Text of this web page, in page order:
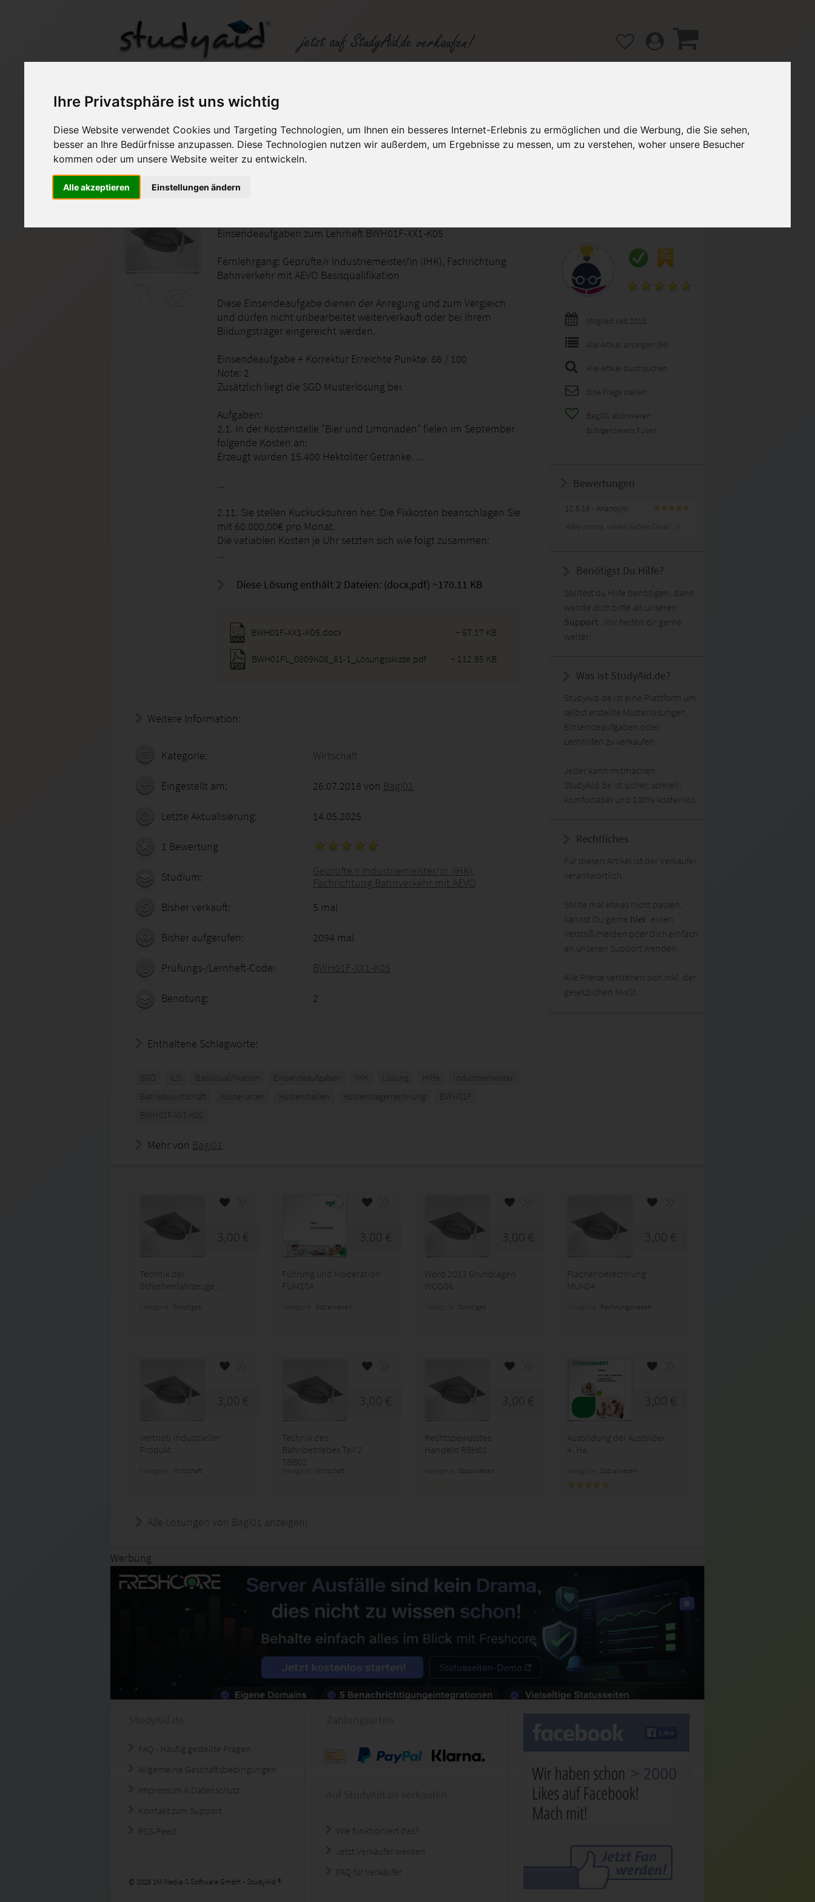
Ihre Privatsphäre ist uns wichtig
Diese Website verwendet Cookies und Targeting Technologien, um Ihnen ein besseres Internet-Erlebnis zu ermöglichen und die Werbung, die Sie sehen,
besser an Ihre Bedürfnisse anzupassen. Diese Technologien nutzen wir außerdem, um Ergebnisse zu messen, um zu verstehen, woher unsere Besucher
kommen oder um unsere Website weiter zu entwickeln.
Alle akzeptieren Einstellungen ändern
Auf StudyAid.de verkaufen Kategorien Studiengänge / Lehrgänge Hilfe / FAQ
Einsendeaufgaben zum Lehrheft BWH01F-XX1-K05
Fernlehrgang: Geprüfte/r Industriemeister/in (IHK), Fachrichtung
Bahnverkehr mit AEVO Basisqualifikation
Diese Einsendeaufgabe dienen der Anregung und zum Vergleich
und dürfen nicht unbearbeitet weiterverkauft oder bei Ihrem
Bildungsträger eingereicht werden.
Einsendeaufgabe + Korrektur Erreichte Punkte: 86 / 100
Note: 2
Zusätzlich liegt die SGD Musterlösung bei.
Aufgaben:
2.1. In der Kostenstelle "Bier und Limonaden" fielen im September
folgende Kosten an:
Erzeugt wurden 15.400 Hektoliter Getränke. ...
...
2.11. Sie stellen Kuckucksuhren her. Die Fixkosten beanschlagen Sie
mit 60.000,00€ pro Monat.
Die vatiablen Kosten je Uhr setzten sich wie folgt zusammen:
...
Diese Lösung enthält 2 Dateien: (docx,pdf) ~170.11 KB
BWH01F-XX1-K05.docx ~ 57.17 KB
BWH01FL_0809K08_61-1_Lösungsskizze.pdf ~ 112.95 KB
Weitere Information:
Kategorie: Wirtschaft
Eingestellt am: 26.07.2018 von Bagi01
Letzte Aktualisierung: 14.05.2025
1 Bewertung
Studium:
Geprüfte/r Industriemeister/in (IHK),
Fachrichtung Bahnverkehr mit AEVO
Bisher verkauft:
5 mal
Bisher aufgerufen: 2094 mal
Prüfungs-/Lernheft-Code: BWH01F-XX1-K05
Benotung: 2
Enthaltene Schlagworte:
SGD ILS Basisqualifikation Einsendeaufgaben IHK Lösung Hilfe
Industriemeister
Betriebswirtschaft
Kostenarten Kostenstellen Kostenträgerrechnung
BWH01F
BWH01F-XX1-K05
Mitglied seit 2018
Alle Artikel anzeigen (66)
Alle Artikel durchsuchen
Eine Frage stellen
Bagi01 abonnieren
Es folgen bereits 7 User!
Bewertungen
12.5.19 - Ananoym:
Alles prima, vielen lieben Dank! :-)
Benötigst Du Hilfe?
Solltest du Hilfe benötigen, dann
wende dich bitte an unseren
Support . Wir helfen dir gerne
weiter!
Was ist StudyAid.de?
StudyAid.de ist eine Plattform um
selbst erstellte Musterlösungen,
Einsendeaufgaben oder
Lernhilfen zu verkaufen.
Jeder kann mitmachen.
StudyAid.de ist sicher, schnell,
komfortabel und 100% kostenlos.
Rechtliches
Für diesen Artikel ist der Verkäufer
verantwortlich.
Sollte mal etwas nicht passen,
kannst Du gerne hier einen
Verstoß melden oder Dich einfach
an unseren Support wenden.
Alle Preise verstehen sich inkl. der
gesetzlichen MwSt.
Mehr von Bagi01
3,00 €
Technik der
Schienenfahrzeuge ...
Sonstiges
3,00 €
Führung und Moderation
FUM10A
Sozialwesen
3,00 €
Word 2013 Grundlagen
WOG06
Sonstiges
3,00 €
Flächenberechnung
MUN04
Rechnungswesen
3,00 €
Vertrieb industrieller
Produkt...
Wirtschaft
3,00 €
Technik des
Bahnbetriebes Teil 2
TBB02
Wirtschaft
3,00 €
Rechtsbewusstes
Handeln RBH01
Sozialwesen
3,00 €
Ausbildung der Ausbilder
4. Ha...
Sozialwesen
Alle Lösungen von Bagi01 anzeigen!
Werbung
FAQ - Häufig gestellte Fragen
Allgemeine Geschäftsbedingungen
Impressum & Datenschutz
Kontakt zum Support
RSS-Feed
© 2026 1M Media & Software GmbH - StudyAid ®
Wie funktioniert das?
Jetzt Verkäufer werden
FAQ für Verkäufer
> 2000